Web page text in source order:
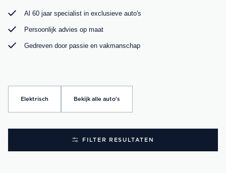
Al 60 jaar specialist in exclusieve auto's
Persoonlijk advies op maat
Gedreven door passie en vakmanschap
Elektrisch Bekijk alle auto's
FILTER RESULTATEN